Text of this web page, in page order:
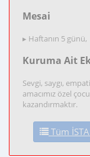
Mesai
▸ Haftanın 5 günü,
Kuruma Ait
Sevgi, saygı,
amacımız özel
kazandırmaktır.
Tüm